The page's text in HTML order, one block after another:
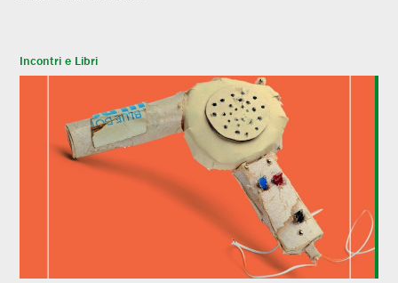
Incontri e Libri